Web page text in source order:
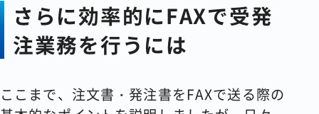
さらに効率的にFAXで受発
注業務を行うには
ここまで、注文書・発注書をFAXで送る際の